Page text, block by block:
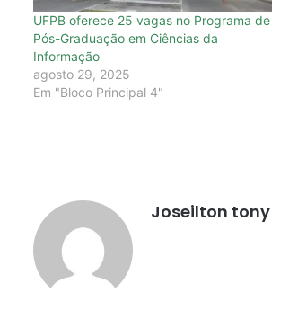
UFPB oferece 25 vagas no Programa de
Pós-Graduação em Ciências da
Informação
agosto 29, 2025
Em "Bloco Principal 4"
Joseilton tony